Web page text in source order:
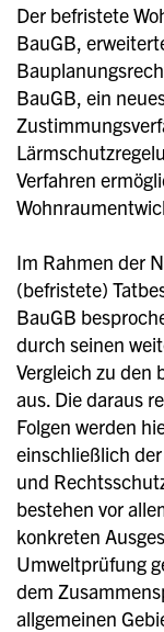
Der befristete
BauGB,
BauGB, ein
Verfahren
Im Rahmen der
(befristete)
BauGB
durch seinen
Vergleich zu den
aus. Die daraus
Folgen werden
einschließlich
und
bestehen vor
konkreten
Umweltprüfung
dem
allgemeinen